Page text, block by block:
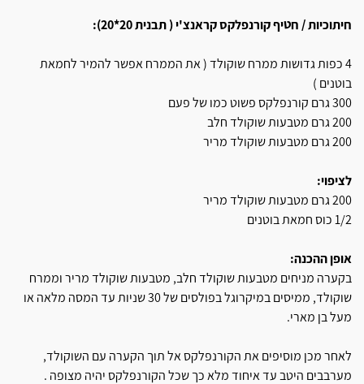
חיתוכיות / חטיף קורנפלקס קראנצ'י ( תבנית 20*20):
4 כפות גדושות ממרח שוקולד ( את הממרח אפשר להמיר לחמאת
בוטנים )
300 גרם קורנפלקס פשוט כמו של פעם
200 גרם מטבעות שוקולד חלב
200 גרם מטבעות שוקולד מריר
לציפוי:
200 גרם מטבעות שוקולד מריר
1/2 כוס חמאת בוטנים
אופן ההכנה:
בקערה מניחים מטבעות שוקולד חלב, מטבעות שוקולד מריר וממרח
שוקולד, ממיסים במיקרוגל בפולסים של 30 שניות עד המסה מלאה או
מעל בן מארי.
לאחר מכן מוסיפים את הקורנפלקס אל תוך הקערה עם השוקולד,
מערבבים היטב עד איחוד מלא כך שכל הקורנפלקס יהיה מצופה .